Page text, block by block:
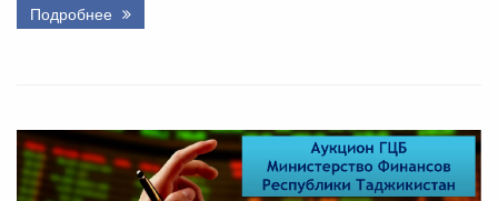
Подробнее